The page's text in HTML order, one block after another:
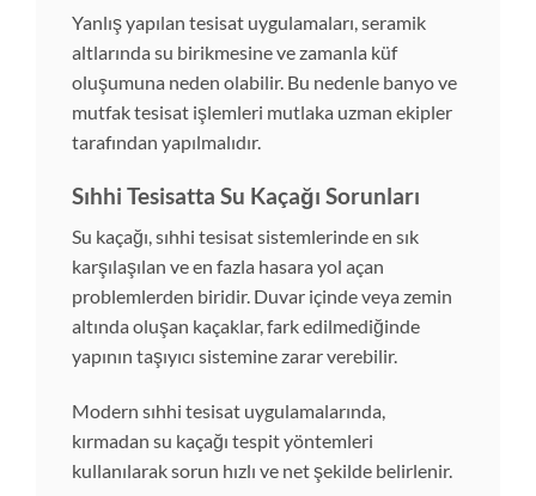
Yanlış yapılan tesisat uygulamaları, seramik
altlarında su birikmesine ve zamanla küf
oluşumuna neden olabilir. Bu nedenle banyo ve
mutfak tesisat işlemleri mutlaka uzman ekipler
tarafından yapılmalıdır.
Sıhhi Tesisatta Su Kaçağı Sorunları
Su kaçağı, sıhhi tesisat sistemlerinde en sık
karşılaşılan ve en fazla hasara yol açan
problemlerden biridir. Duvar içinde veya zemin
altında oluşan kaçaklar, fark edilmediğinde
yapının taşıyıcı sistemine zarar verebilir.
Modern sıhhi tesisat uygulamalarında,
kırmadan su kaçağı tespit yöntemleri
kullanılarak sorun hızlı ve net şekilde belirlenir.